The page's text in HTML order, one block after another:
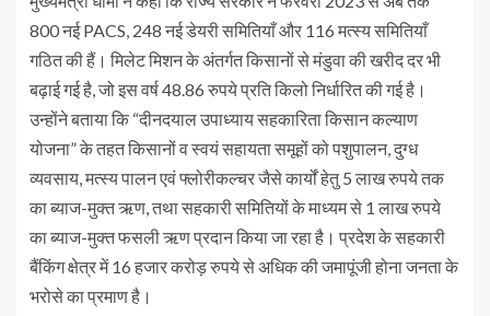
800 नई PACS, 248 नई डेयरी समितियाँ और 116 मत्स्य समितियाँ
गठित की हैं। मिलेट मिशन के अंतर्गत किसानों से मंडुवा की खरीद दर भी
बढ़ाई गई है, जो इस वर्ष 48.86 रुपये प्रति किलो निर्धारित की गई है।
उन्होंने बताया कि “दीनदयाल उपाध्याय सहकारिता किसान कल्याण
योजना” के तहत किसानों व स्वयं सहायता समूहों को पशुपालन, दुग्ध
व्यवसाय, मत्स्य पालन एवं फ्लोरीकल्चर जैसे कार्यों हेतु 5 लाख रुपये तक
का ब्याज-मुक्त ऋण, तथा सहकारी समितियों के माध्यम से 1 लाख रुपये
का ब्याज-मुक्त फसली ऋण प्रदान किया जा रहा है। प्रदेश के सहकारी
बैंकिंग क्षेत्र में 16 हजार करोड़ रुपये से अधिक की जमापूंजी होना जनता के
भरोसे का प्रमाण है।